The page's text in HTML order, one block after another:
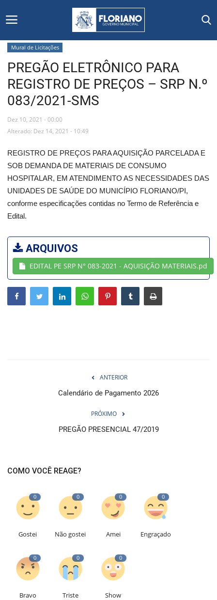
Início
Editais
Floriano
Mural de Licitações
Notícias
Vídeos
Webmail
Contato
Mural de Licitações
PREGÃO ELETRÔNICO PARA
REGISTRO DE PREÇOS – SRP N.º
083/2021-SMS
Dez 10, 2021 - 00:00
Alterado: Dez 14, 2021 - 10:49
REGISTRO DE PREÇOS PARA AQUISIÇÃO PARCELADA E
SOB DEMANDA DE MATERIAIS DE CONSUMO
HOSPITALAR, EM ATENDIMENTO AS NECESSIDADES DAS
UNIDADES DE SAÚDE DO MUNICÍPIO FLORIANO/PI,
conforme especificações contidas no Termo de Referência e
Edital.
ARQUIVOS
EDITAL PE SRP N° 083-2021 - AQUISIÇÃO MATERIAIS.pd
ANTERIOR
Calendário de Pagamento 2026
PRÓXIMO
PREGÃO PRESENCIAL 47/2019
COMO VOCÊ REAGE?
0
Gostei
0
Não gostei
0
Amei
0
Engraçado
0
Bravo
0
Triste
0
Show